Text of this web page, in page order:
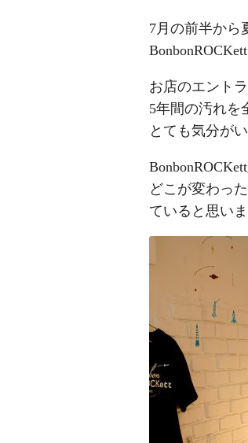
7月の前半から
お店のエント
5年間の汚れを
とても気分が
どこが変わっ
ていると思いま